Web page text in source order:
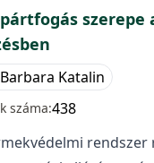
szerepe
Katalin
száma:438
rendszer